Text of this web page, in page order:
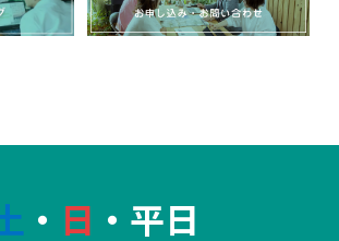
・ 日 ・平日